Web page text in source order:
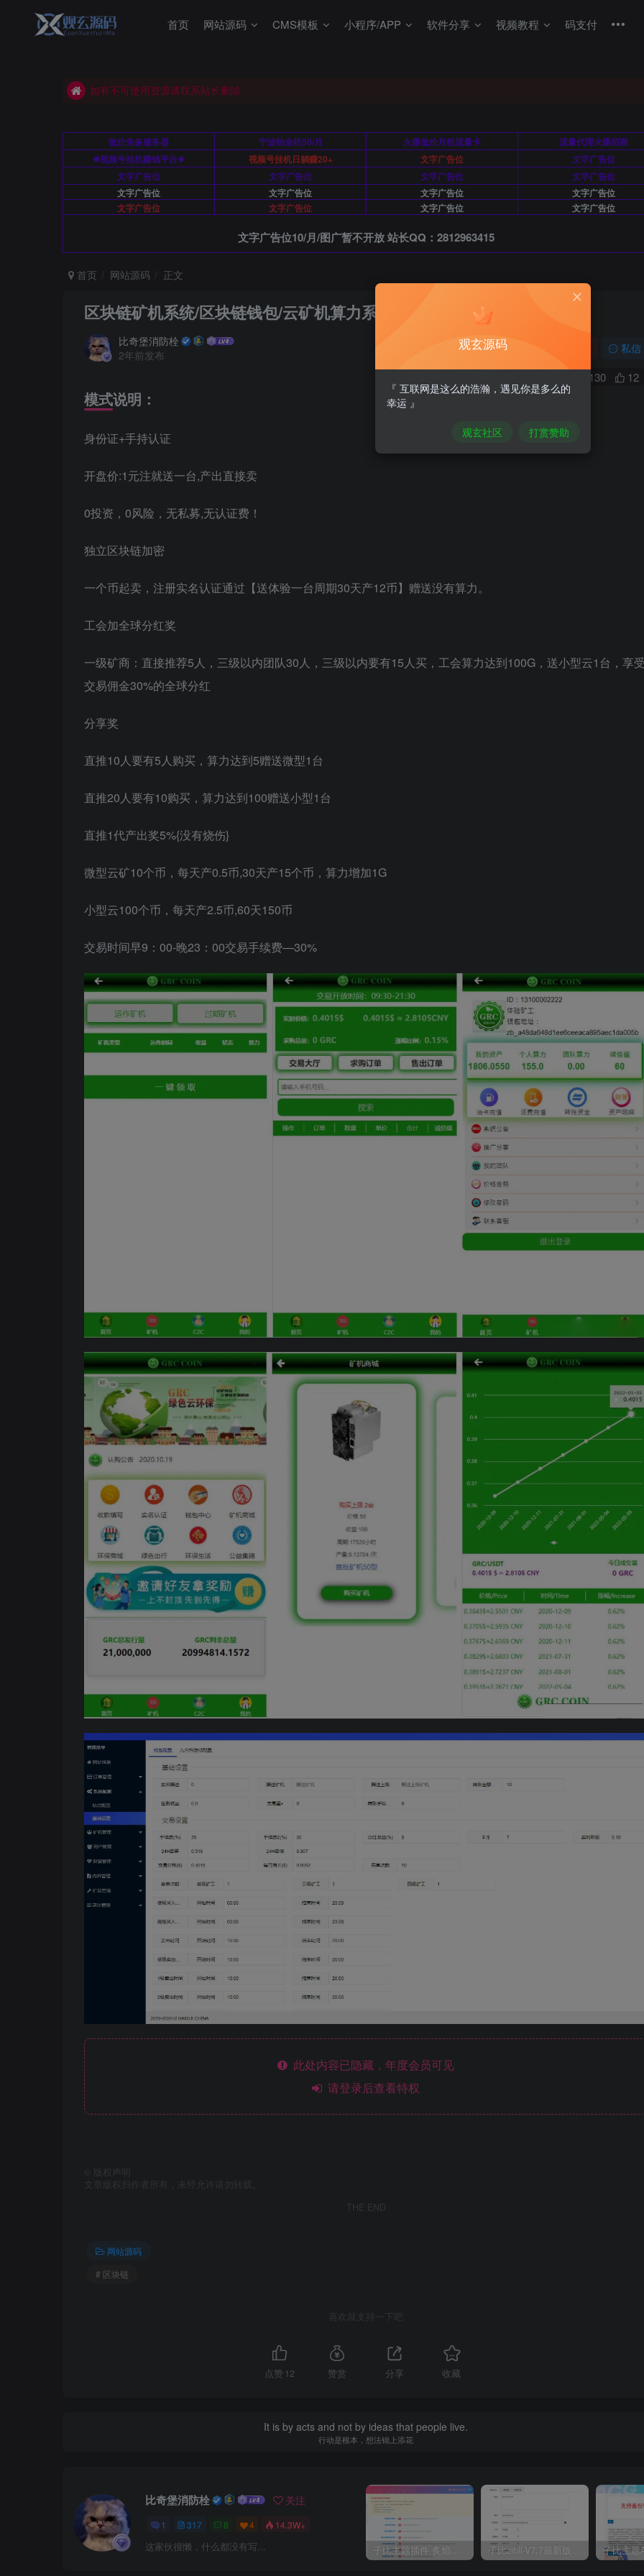
首页 网站源码 CMS模板 小程序/APP 软件分享 视频教程 码支付
如有不可使用资源请联系站长删除
低价免备服务器 宁波铂金机50/月 火爆低价月租流量卡
流量代理火爆招商
✸视频号挂机赚钱平台✸
视频号挂机日躺赚20+ 文字广告位
文字广告位
文字广告位
文字广告位 文字广告位
文字广告位
文字广告位
文字广告位 文字广告位
文字广告位
文字广告位
文字广告位 文字广告位 文字广告位
文字广告位10/月/图广暂不开放 站长QQ：2812963415
首页 网站源码 正文
区块链矿机系统/区块链钱包/云矿机算力系统
比奇堡消防栓
2年前发布
私信
130 12
模式说明：
身份证+手持认证
开盘价:1元注就送一台,产出直接卖
0投资，0风险，无私募,无认证费！
独立区块链加密
一个币起卖，注册实名认证通过【送体验一台周期30天产12币】赠送没有算力。
工会加全球分红奖
一级矿商：直接推荐5人，三级以内团队30人，三级以内要有15人买，工会算力达到100G，送小型云1台，享
交易佣金30%的全球分红
分享奖
直推10人要有5人购买，算力达到5赠送微型1台
直推20人要有10购买，算力达到100赠送小型1台
直推1代产出奖5%{没有烧伤}
微型云矿10个币，每天产0.5币,30天产15个币，算力增加1G
小型云100个币，每天产2.5币,60天150币
交易时间早9：00-晚23：00交易手续费—30%
此处内容已隐藏，年度会员可见
请登录后查看特权
版权声明
文章版权归作者所有，未经允许请勿转载。
THE END
网站源码
# 区块链
喜欢就支持一下吧
点赞 12 赞赏 分享 收藏
It is by acts and not by ideas that people live.
行动是根本，想法锦上添花
比奇堡消防栓 关注
1 317 8 4 14.3W+
这家伙很懒，什么都没有写... 子比主题插件 炙焰美化全开源插件V3.2版本 子比zibll-V7.7最新版完美破解授权教程
观玄源码
『 互联网是这么的浩瀚，遇见你是多么的
幸运 』
观玄社区 打赏赞助